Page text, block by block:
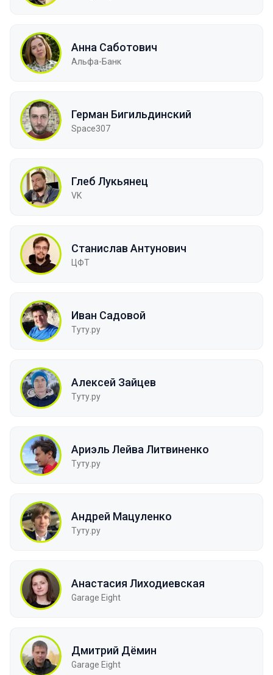
Анна Саботович
Альфа-Банк
Герман Бигильдинский
Space307
Глеб Лукьянец
VK
Станислав Антунович
ЦФТ
Иван Садовой
Туту.ру
Алексей Зайцев
Туту.ру
Ариэль Лейва Литвиненко
Туту.ру
Андрей Мацуленко
Туту.ру
Анастасия Лиходиевская
Garage Eight
Дмитрий Дёмин
Garage Eight